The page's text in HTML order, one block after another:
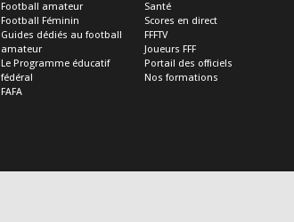
Football amateur
Football Féminin
Guides dédiés au football
amateur
Le Programme éducatif
fédéral
FAFA
Santé
Scores en direct
FFFTV
Joueurs FFF
Portail des officiels
Nos formations